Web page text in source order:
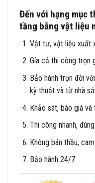
Đến với hạng mục
tầng bằng vật liệu
Vật tư, vật liệu xuất
Gía cả thi công trọn
Bảo hành trọn đời
kỹ thuật và từ nhà
Khảo sát, báo giá
Thi công nhanh,
Không bán thầu,
Bảo hành 24/7